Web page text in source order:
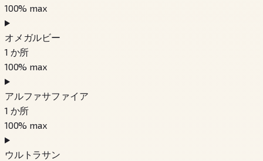
100% max
オメガルビー
1 か所
100% max
アルファサファイア
1 か所
100% max
ウルトラサン